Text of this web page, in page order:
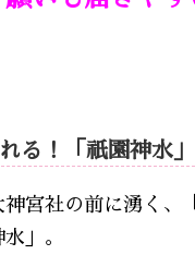
る！「祇園神水」
宮社の前に湧く、
」。